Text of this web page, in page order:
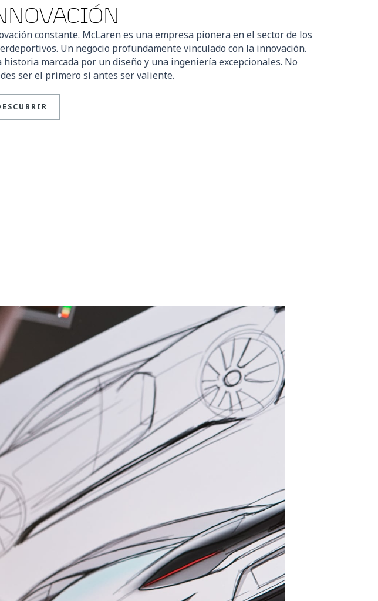
constante. McLaren es una empresa pionera en el sector de los
Un negocio profundamente vinculado con la innovación.
historia marcada por un diseño y una ingeniería excepcionales. No
ser el primero si antes ser valiente.